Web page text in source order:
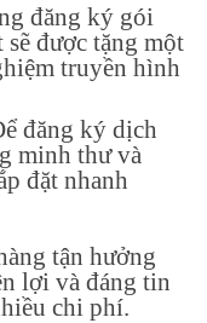
đăng ký gói
được tặng một
truyền hình
đăng ký dịch
minh thư và
đặt nhanh
tận hưởng
lợi và đáng tin
chi phí.